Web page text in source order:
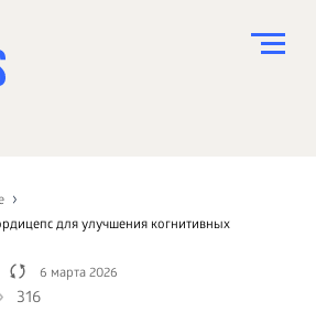
для улучшения когнитивных
6 марта 2026
316